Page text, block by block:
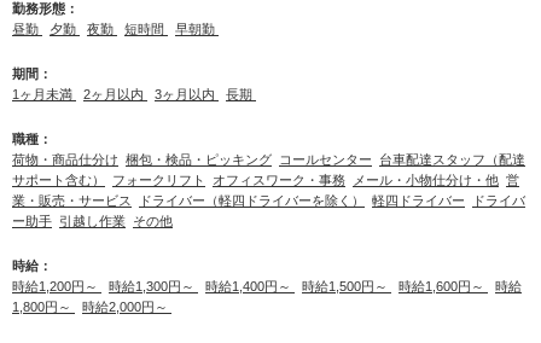
勤務形態：
昼勤
夕勤 夜勤 短時間 早朝勤
期間：
1ヶ月未満
2ヶ月以内 3ヶ月以内 長期
職種：
荷物・商品仕分け 梱包・検品・ピッキング コールセンター
台車配達スタッフ（配達
サポート含む）
フォークリフト オフィスワーク・事務 メール・小物仕分け・他 営
業・販売・サービス
ドライバー（軽四ドライバーを除く） 軽四ドライバー
ドライバ
ー助手 引越し作業 その他
時給：
時給1,200円～
時給1,300円～ 時給1,400円～ 時給1,500円～ 時給1,600円～
時給
1,800円～
時給2,000円～